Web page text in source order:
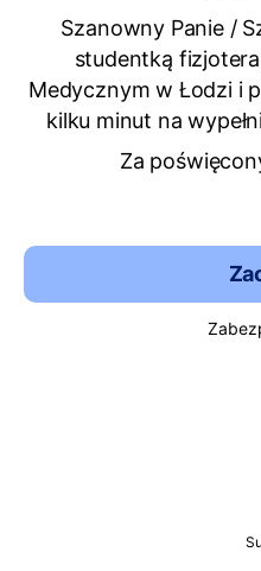
Szanowny Panie /
studentką
Medycznym w Łodzi i
kilku minut na
Za